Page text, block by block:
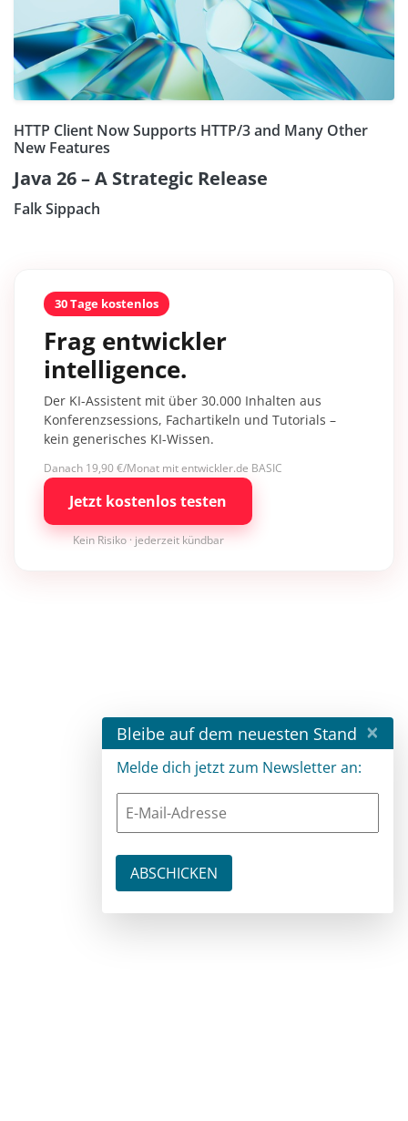
HTTP Client Now Supports HTTP/3 and Many Other
New Features
Java 26 – A Strategic Release
Falk Sippach
30 Tage kostenlos
Frag entwickler
intelligence.
Der KI-Assistent mit über 30.000 Inhalten aus
Konferenzsessions, Fachartikeln und Tutorials –
kein generisches KI-Wissen.
Danach 19,90 €/Monat mit entwickler.de BASIC
Jetzt kostenlos testen
Kein Risiko · jederzeit kündbar
Bleibe auf dem neuesten Stand ×
Melde dich jetzt zum Newsletter an: